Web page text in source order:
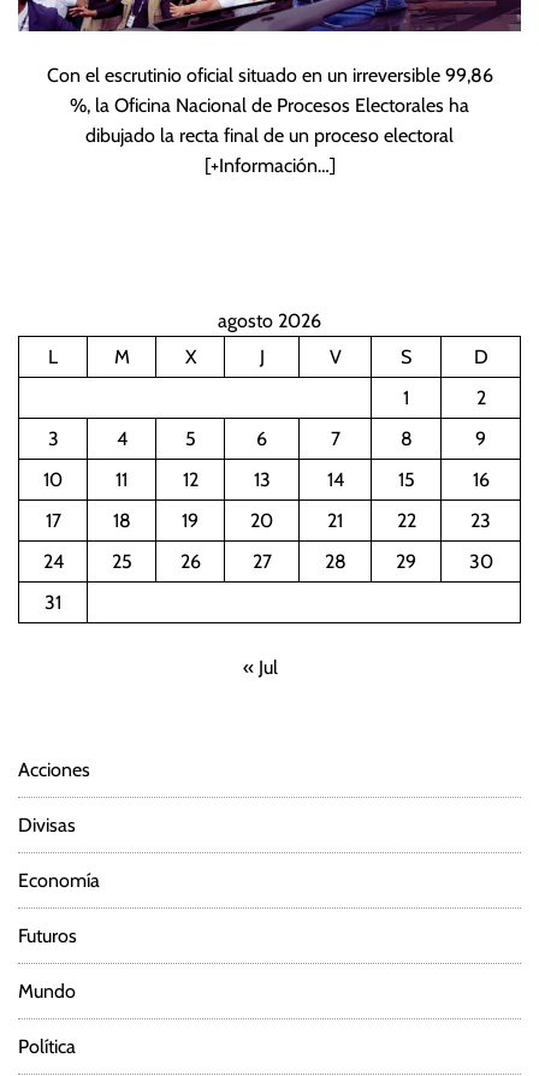
Con el escrutinio oficial situado en un irreversible 99,86
%, la Oficina Nacional de Procesos Electorales ha
dibujado la recta final de un proceso electoral
[+Información…]
agosto 2026
L
M X J V S
D
1
2
3
4 5 6 7 8
9
10
11 12 13 14 15
16
17
18 19 20 21 22
23
24
25 26 27 28 29
30
31
« Jul
Acciones
Divisas
Economía
Futuros
Mundo
Política